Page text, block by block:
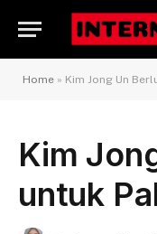
Home » Kim Jong Un
Kim
untuk